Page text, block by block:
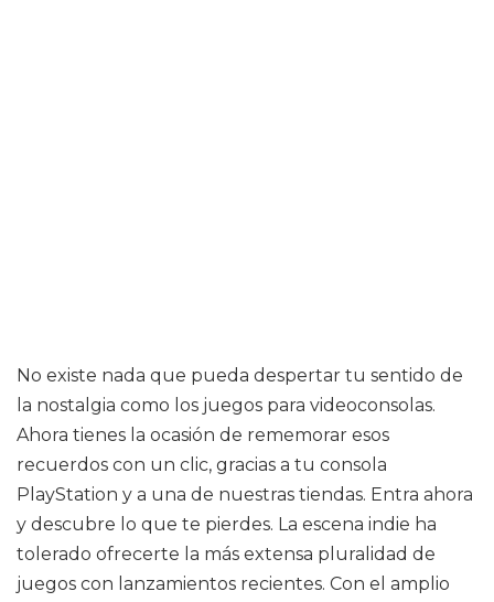
No existe nada que pueda despertar tu sentido de
la nostalgia como los juegos para videoconsolas.
Ahora tienes la ocasión de rememorar esos
recuerdos con un clic, gracias a tu consola
PlayStation y a una de nuestras tiendas. Entra ahora
y descubre lo que te pierdes. La escena indie ha
tolerado ofrecerte la más extensa pluralidad de
juegos con lanzamientos recientes. Con el amplio